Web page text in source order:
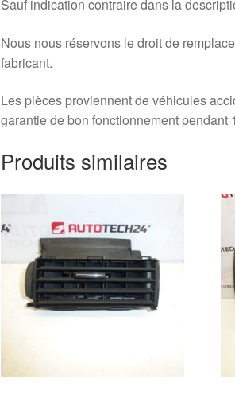
Sauf indication contraire dans la
Nous nous réservons le droit de
fabricant.
Les pièces proviennent de véhicules
garantie de bon fonctionnement pendant
Produits similaires